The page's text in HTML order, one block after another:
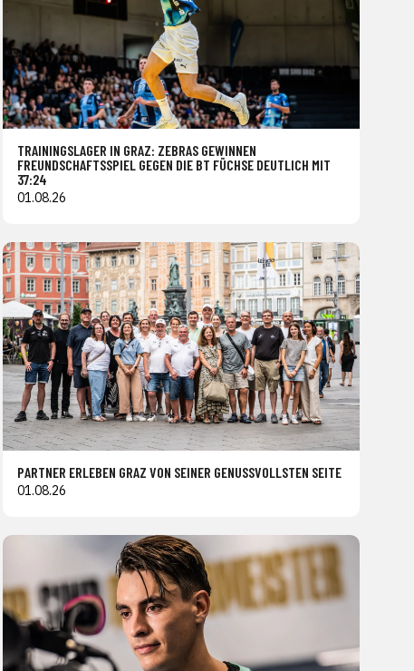
TRAININGSLAGER IN GRAZ: ZEBRAS GEWINNEN
FREUNDSCHAFTSSPIEL GEGEN DIE BT FÜCHSE DEUTLICH MIT
37:24
01.08.26
PARTNER ERLEBEN GRAZ VON SEINER GENUSSVOLLSTEN SEITE
01.08.26